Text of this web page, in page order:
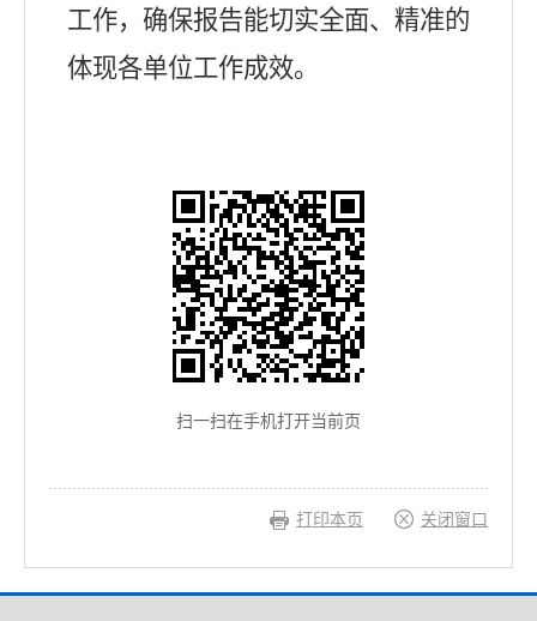
工作，确保报告能切实全面、精准的
体现各单位工作成效。
扫一扫在手机打开当前页
打印本页 关闭窗口